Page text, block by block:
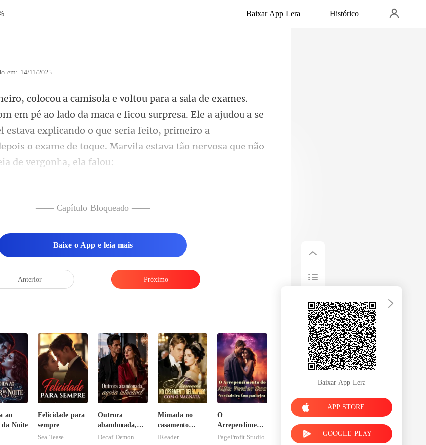
Baixar App Lera Histórico
em: 14/11/2025
aca e ficou surpresa. Ele a ajudou a se
estava explicando o que seria feito, primeiro a
—— Capítulo Bloqueado ——
Baixe o App e leia mais
Anterior Próximo
ao
da Noite
Felicidade para
sempre
Sea Tease
Outrora
abandonada,
agora intocável
Decaf Demon
Mimada no
casamento
relâmpago com
IReader
O
Arrependimento
do Alfa: Perder
PageProfit Studio
Baixar App Lera
APP STORE
GOOGLE PLAY